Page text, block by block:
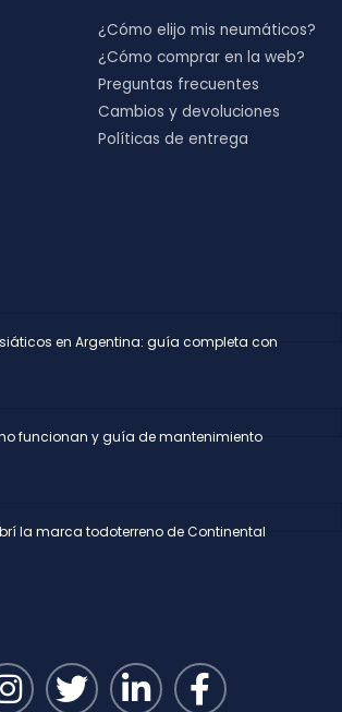
¿Cómo elijo mis neumáticos?
¿Cómo comprar en la web?
Preguntas frecuentes
Cambios y devoluciones
Políticas de entrega
en Argentina: guía completa con
funcionan y guía de mantenimiento
la marca todoterreno de Continental
I T L F